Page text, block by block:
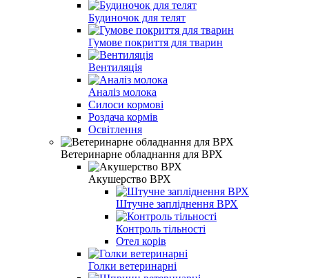
Будиночок для телят
Гумове покриття для тварин
Вентиляція
Аналіз молока
Силоси кормові
Роздача кормів
Освітлення
Ветеринарне обладнання для ВРХ
Акушерство ВРХ
Штучне запліднення ВРХ
Контроль тільності
Отел корів
Голки ветеринарні